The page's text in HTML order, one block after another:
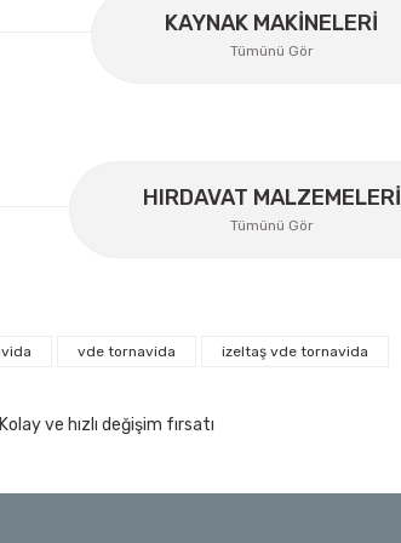
Gönder
Nm
KAYNAK MAKİNELERİ
Tümünü Gör
HIRDAVAT MALZEMELERİ
Tümünü Gör
vde tornavida izeltaş vde tornavida
Kolay ve hızlı değişim fırsatı